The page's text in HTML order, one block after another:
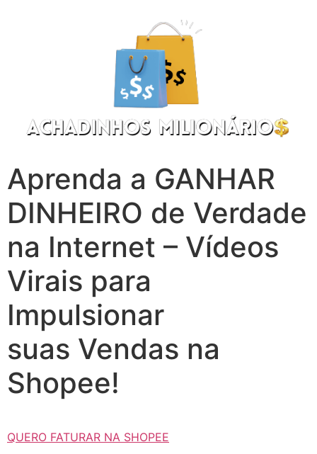
Aprenda a GANHAR
DINHEIRO de Verdade
na Internet – Vídeos
Virais para
Impulsionar
suas Vendas na
Shopee!
QUERO FATURAR NA SHOPEE